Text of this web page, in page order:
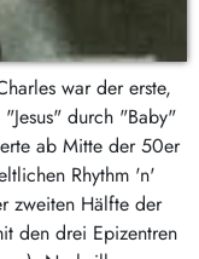
war der erste,
durch "Baby"
ab Mitte der 50er
Rhythm 'n'
zweiten Hälfte der
den drei Epizentren